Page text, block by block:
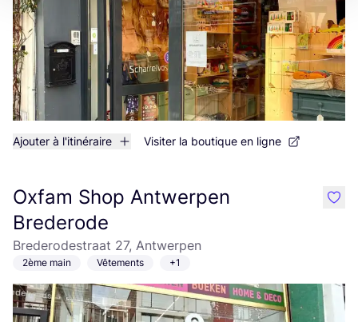
Ajouter à l'itinéraire Visiter la boutique en ligne
Oxfam Shop Antwerpen
Brederode
Brederodestraat 27, Antwerpen
2ème main Vêtements +1
like